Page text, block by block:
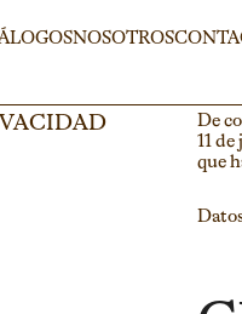
NOSOTROS
De
11
que